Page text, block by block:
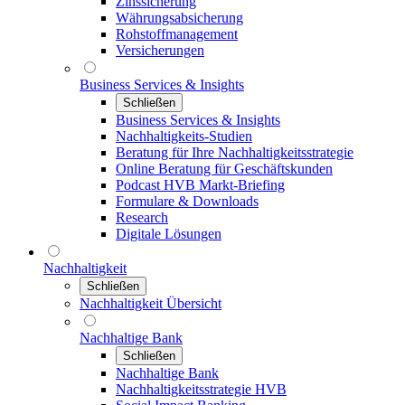
Währungsabsicherung
Rohstoffmanagement
Versicherungen
Business Services & Insights
Schließen
Business Services & Insights
Nachhaltigkeits-Studien
Beratung für Ihre Nachhaltigkeitsstrategie
Online Beratung für Geschäftskunden
Podcast HVB Markt-Briefing
Formulare & Downloads
Research
Digitale Lösungen
Nachhaltigkeit
Schließen
Nachhaltigkeit Übersicht
Nachhaltige Bank
Schließen
Nachhaltige Bank
Nachhaltigkeitsstrategie HVB